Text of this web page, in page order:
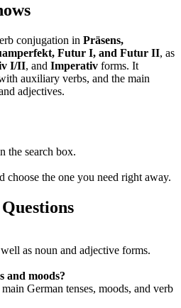
conjugation in Präsens,
Futur I, and Futur II, as
I/II, and Imperativ forms. It
auxiliary verbs, and the main
adjectives.
the search box.
choose the one you need right away.
as noun and adjective forms.
and moods?
German tenses, moods, and verb